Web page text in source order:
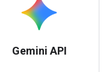
Gemini API